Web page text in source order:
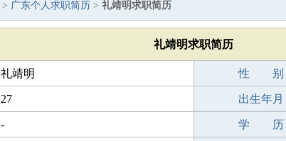
> 广东个人求职简历 > 礼靖明求职简历
礼靖明求职简历
礼靖明 性 别
27 出生年月
- 学 历